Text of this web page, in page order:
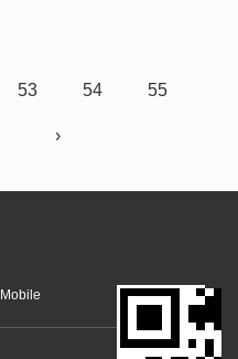
53 54 55
›
Mobile